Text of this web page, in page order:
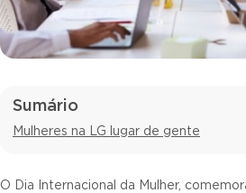
Sumário
Mulheres na LG lugar de gente
O Dia Internacional da Mulher,